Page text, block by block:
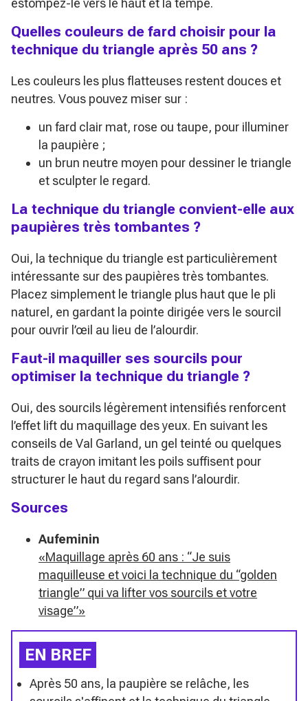
estompez-le vers le haut et la tempe.
Quelles couleurs de fard choisir pour la
technique du triangle après 50 ans ?
Les couleurs les plus flatteuses restent douces et
neutres. Vous pouvez miser sur :
un fard clair mat, rose ou taupe, pour illuminer
la paupière ;
un brun neutre moyen pour dessiner le triangle
et sculpter le regard.
La technique du triangle convient-elle aux
paupières très tombantes ?
Oui, la technique du triangle est particulièrement
intéressante sur des paupières très tombantes.
Placez simplement le triangle plus haut que le pli
naturel, en gardant la pointe dirigée vers le sourcil
pour ouvrir l’œil au lieu de l’alourdir.
Faut-il maquiller ses sourcils pour
optimiser la technique du triangle ?
Oui, des sourcils légèrement intensifiés renforcent
l’effet lift du maquillage des yeux. En suivant les
conseils de Val Garland, un gel teinté ou quelques
traits de crayon imitant les poils suffisent pour
structurer le haut du regard sans l’alourdir.
Sources
Aufeminin
«Maquillage après 60 ans : “Je suis
maquilleuse et voici la technique du “golden
triangle” qui va lifter vos sourcils et votre
visage”»
EN BREF
Après 50 ans, la paupière se relâche, les